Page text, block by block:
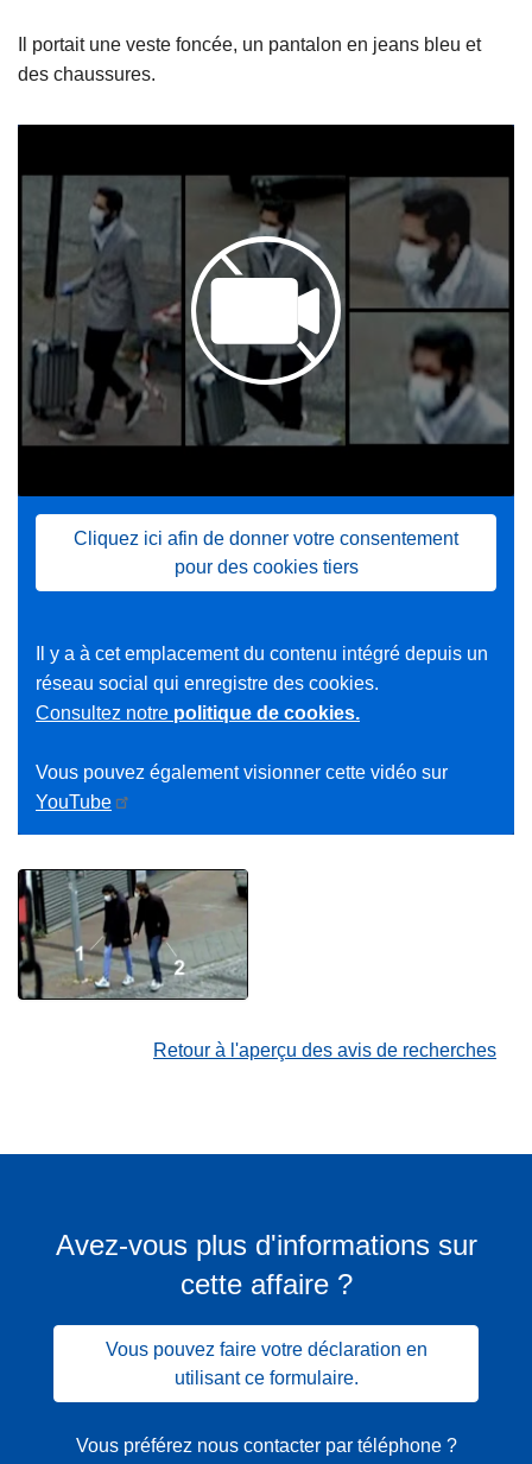
Il portait une veste foncée, un pantalon en jeans bleu et
des chaussures.
Cliquez ici afin de donner votre consentement
pour des cookies tiers
Il y a à cet emplacement du contenu intégré depuis un
réseau social qui enregistre des cookies.
Consultez notre politique de cookies.
Vous pouvez également visionner cette vidéo sur
YouTube
Retour à l'aperçu des avis de recherches
Avez-vous plus d'informations sur
cette affaire ?
Vous pouvez faire votre déclaration en
utilisant ce formulaire.
Vous préférez nous contacter par téléphone ?